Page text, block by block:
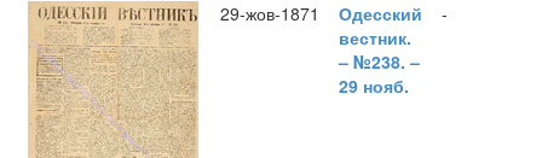
29-жов-1871
Одесский
вестник.
– №238. –
29 нояб.
-